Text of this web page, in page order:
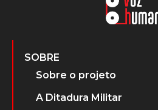
SOBRE
Sobre o projeto
A Ditadura Militar